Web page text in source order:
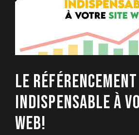
LE
INDISPENSABLE À
WEB!